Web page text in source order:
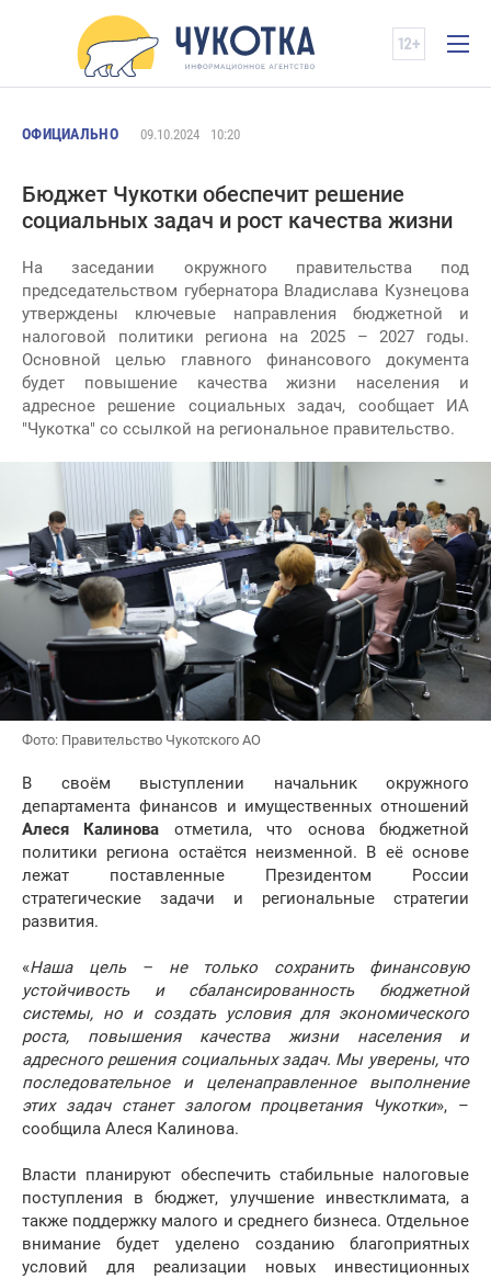
ОФИЦИАЛЬНО 09.10.2024 10:20
Бюджет Чукотки обеспечит решение
социальных задач и рост качества жизни
На заседании окружного правительства под
председательством губернатора Владислава Кузнецова
утверждены ключевые направления бюджетной и
налоговой политики региона на 2025 – 2027 годы.
Основной целью главного финансового документа
будет повышение качества жизни населения и
адресное решение социальных задач, сообщает ИА
"Чукотка" со ссылкой на региональное правительство.
Фото: Правительство Чукотского АО
В своём выступлении начальник окружного
департамента финансов и имущественных отношений
Алеся Калинова отметила, что основа бюджетной
политики региона остаётся неизменной. В её основе
лежат поставленные Президентом России
стратегические задачи и региональные стратегии
развития.
«Наша цель – не только сохранить финансовую
устойчивость и сбалансированность бюджетной
системы, но и создать условия для экономического
роста, повышения качества жизни населения и
адресного решения социальных задач. Мы уверены, что
последовательное и целенаправленное выполнение
этих задач станет залогом процветания Чукотки», –
сообщила Алеся Калинова.
Власти планируют обеспечить стабильные налоговые
поступления в бюджет, улучшение инвестклимата, а
также поддержку малого и среднего бизнеса. Отдельное
внимание будет уделено созданию благоприятных
условий для реализации новых инвестиционных